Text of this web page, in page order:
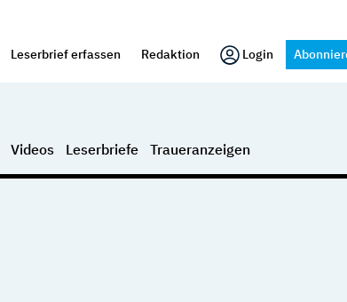
Leserbrief erfassen Redaktion Login
Videos Leserbriefe Traueranzeigen